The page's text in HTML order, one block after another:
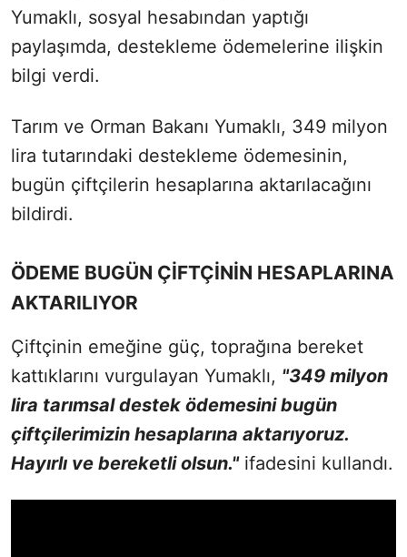
Yumaklı, sosyal hesabından yaptığı
paylaşımda, destekleme ödemelerine ilişkin
bilgi verdi.
Tarım ve Orman Bakanı Yumaklı, 349 milyon
lira tutarındaki destekleme ödemesinin,
bugün çiftçilerin hesaplarına aktarılacağını
bildirdi.
ÖDEME BUGÜN ÇİFTÇİNİN HESAPLARINA
AKTARILIYOR
Çiftçinin emeğine güç, toprağına bereket
kattıklarını vurgulayan Yumaklı, "349 milyon
lira tarımsal destek ödemesini bugün
çiftçilerimizin hesaplarına aktarıyoruz.
Hayırlı ve bereketli olsun."ifadesini kullandı.